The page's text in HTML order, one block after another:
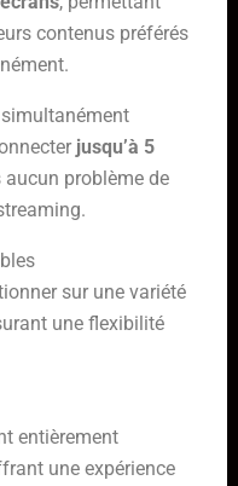
contenus préférés
simultanément
jusqu’à 5
problème de
sur une variété
une flexibilité
entièrement
une expérience